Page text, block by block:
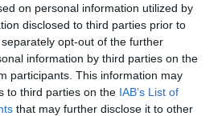
on personal information utilized by
disclosed to third parties prior to
opt-out of the further
information by third parties on the
participants. This information may
to third parties on the IAB’s List of
that may further disclose it to other
para el cierre fiscal de la
2025 (parte 2)
Espacio Arquia 19/11/2025